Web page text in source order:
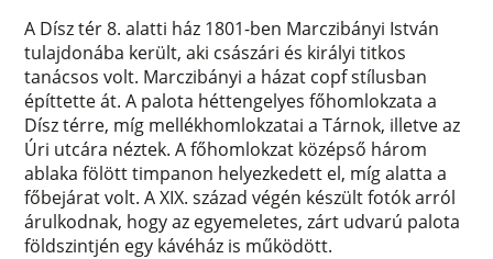
A Dísz tér 8. alatti ház 1801-ben Marczibányi István
tulajdonába került, aki császári és királyi titkos
tanácsos volt. Marczibányi a házat copf stílusban
építtette át. A palota héttengelyes főhomlokzata a
Dísz térre, míg mellékhomlokzatai a Tárnok, illetve az
Úri utcára néztek. A főhomlokzat középső három
ablaka fölött timpanon helyezkedett el, míg alatta a
főbejárat volt. A XIX. század végén készült fotók arról
árulkodnak, hogy az egyemeletes, zárt udvarú palota
földszintjén egy kávéház is működött.